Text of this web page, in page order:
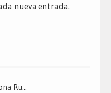
nueva entrada.
Ru...